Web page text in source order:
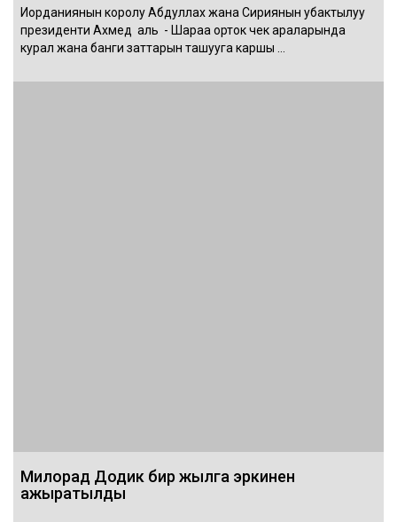
Иорданиянын королу Абдуллах жана Сириянын убактылуу
президенти Ахмед аль - Шараа орток чек араларында
курал жана банги заттарын ташууга каршы …
Милорад Додик бир жылга эркинен
ажыратылды